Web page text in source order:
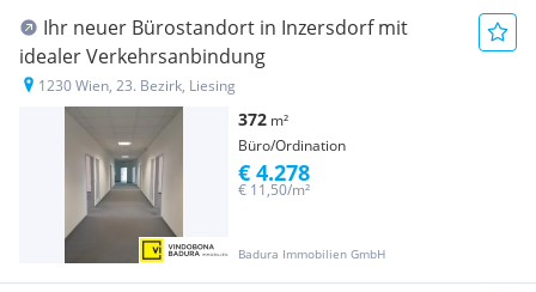
Ihr neuer Bürostandort in Inzersdorf mit
idealer Verkehrsanbindung
1230 Wien, 23. Bezirk, Liesing
372 m²
Büro/Ordination
Badura Immobilien GmbH
€ 11,50/m²
€ 4.278